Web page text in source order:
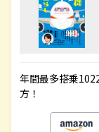
年間最多搭乗
方！